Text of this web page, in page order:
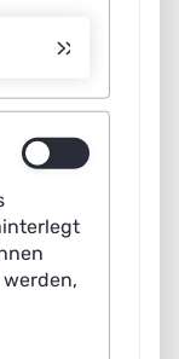
is the
out the
will shape its
key
a